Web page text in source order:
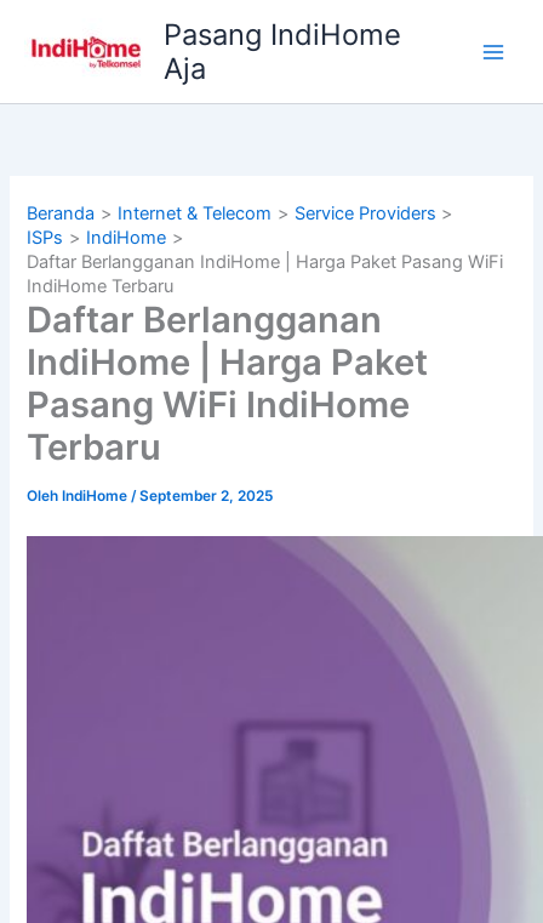
Pasang IndiHome
Aja
Beranda Internet & Telecom
Service Providers
ISPs
IndiHome
Daftar Berlangganan IndiHome | Harga Paket Pasang WiFi
IndiHome Terbaru
Daftar Berlangganan
IndiHome | Harga Paket
Pasang WiFi IndiHome
Terbaru
Oleh IndiHome/September 2, 2025